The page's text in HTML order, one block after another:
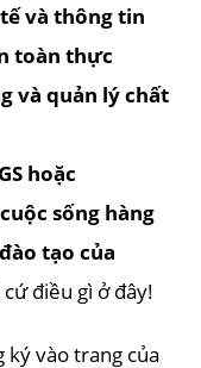
và thông tin
toàn thực
và quản lý chất
hoặc
sống hàng
tạo của
điều gì ở đây!
ký vào trang của